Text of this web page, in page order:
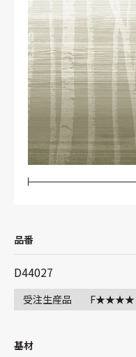
品番
D44027
受注生産品 F★★★★
基材